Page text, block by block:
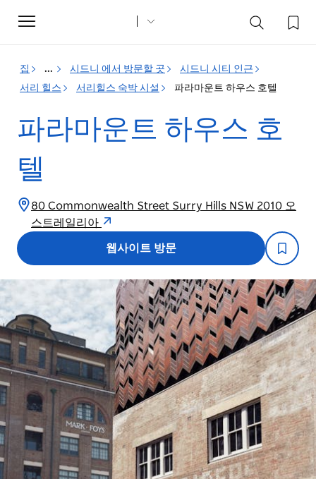
Toggle
navigation
집 ... 시드니 에서 방문할 곳
시드니 시티 인근
서리 힐스
서리힐스 숙박 시설 파라마운트 하우스 호텔
파라마운트 하우스 호
텔
80 Commonwealth Street Surry Hills NSW 2010 오
스트레일리아
웹사이트 방문